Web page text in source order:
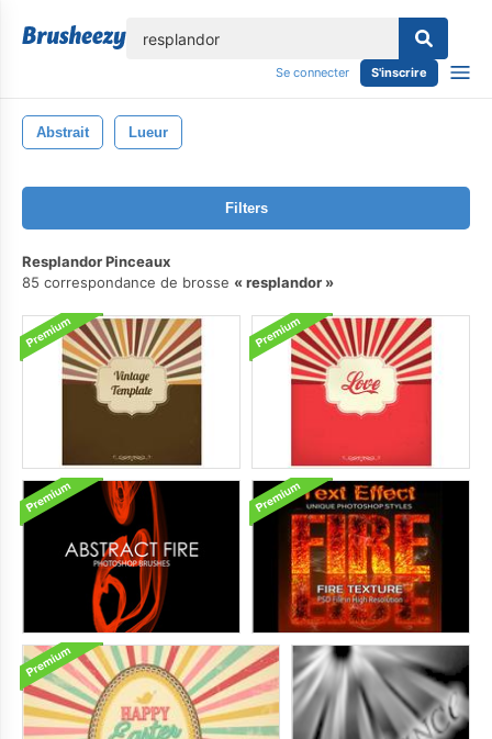
Se connecter S'inscrire
Abstrait Lueur
Filters
Resplandor Pinceaux
85 correspondance de brosse
resplandor